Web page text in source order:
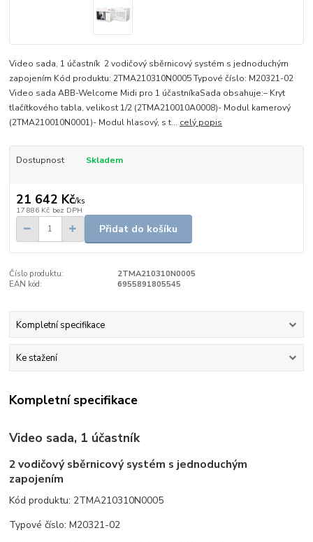
Video sada, 1 účastník 2 vodičový sběrnicový systém s jednoduchým
zapojením Kód produktu: 2TMA210310N0005 Typové číslo: M20321-02
Video sada ABB-Welcome Midi pro 1 účastníkaSada obsahuje:– Kryt
tlačítkového tabla, velikost 1/2 (2TMA210010A0008)- Modul kamerový
(2TMA210010N0001)- Modul hlasový, s t... celý popis
Dostupnost Skladem
21 642 Kč/ks
17 886 Kč bez DPH
Přidat do košíku
Číslo produktu:
2TMA210310N0005
EAN kód:
6955891805545
Kompletní specifikace
Ke stažení
Kompletní specifikace
Video sada, 1 účastník
2 vodičový sběrnicový systém s jednoduchým
zapojením
Kód produktu: 2TMA210310N0005
Typové číslo: M20321-02